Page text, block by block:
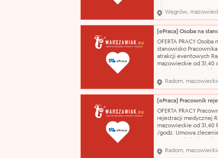
miesiącu Umowa
Umowa o świadczenie
10.08.2026
prostych potraw,
wydawce, utrzymanie
porządku w kuchni,
Węgrów,
OFERTA PRACY Osoba
stanowisko Pracownika
atrakcji eventowych
mazowieckie od 31,40
Umowa o świadczenie
Przygotowanie i
atrakcji eventowych
wesel i imprez
okolicznościowych
obsługa ciężkiego
wyrzutni konfe
Radom,
OFERTA PRACY
rejestracji medycznej
mazowieckie od 31,40
/godz. Umowa
Osoba zatrudniona na
stanowisku będzie
Radom,